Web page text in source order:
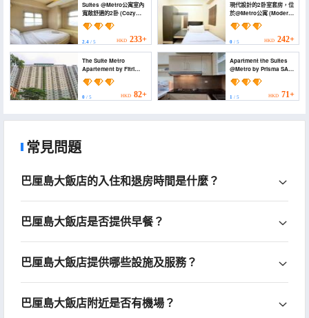
Suites @Metro公寓室內
寬敞舒適的2卧 (Cozy
and Spacious 2Br at
Suites @Metro
2.4 / 5 HKD 233+
現代設計的2卧室套房，位
於@Metro公寓 (Modern
Designed 2Br at Suites
@Metro Apartment)
0/ 5 HKD 242+
The Suite Metro
Apartement by Fitri
Kingpro (The Suite
Metro Apartement by
Fitri Kingpro)
0 / 5 HKD 82+
Apartment the Suites
@Metro by Prisma SA
(Apartment the Suites
@Metro by Prisma SA)
1/ 5 HKD 71+
常見問題
巴厘島大飯店的入住和退房時間是什麼？
巴厘島大飯店是否提供早餐？
巴厘島大飯店提供哪些設施及服務？
巴厘島大飯店附近是否有機場？